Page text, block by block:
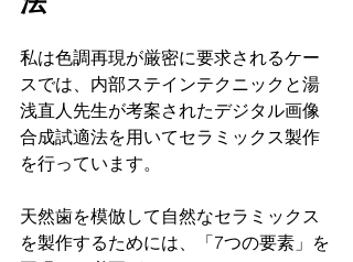
私は色調再現が厳密に要求されるケー
スでは、内部ステインテクニックと湯
浅直人先生が考案されたデジタル画像
合成試適法を用いてセラミックス製作
を行っています。
天然歯を模倣して自然なセラミックス
を製作するためには、「7つの要素」を